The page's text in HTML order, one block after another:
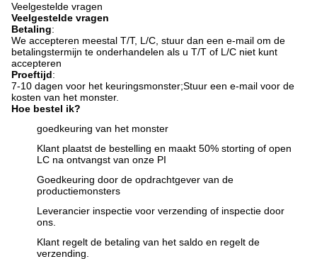
Veelgestelde vragen
Veelgestelde vragen
Betaling:
We accepteren meestal T/T, L/C, stuur dan een e-mail om de
betalingstermijn te onderhandelen als u T/T of L/C niet kunt
accepteren
Proeftijd:
7-10 dagen voor het keuringsmonster;Stuur een e-mail voor de
kosten van het monster.
Hoe bestel ik?
goedkeuring van het monster
Klant plaatst de bestelling en maakt 50% storting of open
LC na ontvangst van onze PI
Goedkeuring door de opdrachtgever van de
productiemonsters
Leverancier inspectie voor verzending of inspectie door
ons.
Klant regelt de betaling van het saldo en regelt de
verzending.